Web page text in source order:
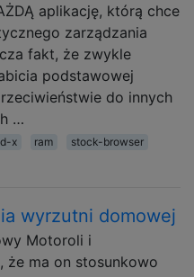
aplikację, którą chce
zarządzania
fakt, że zwykle
podstawowej
do innych
…
x ram
stock-browser
wyrzutni domowej
Motoroli i
że ma on stosunkowo